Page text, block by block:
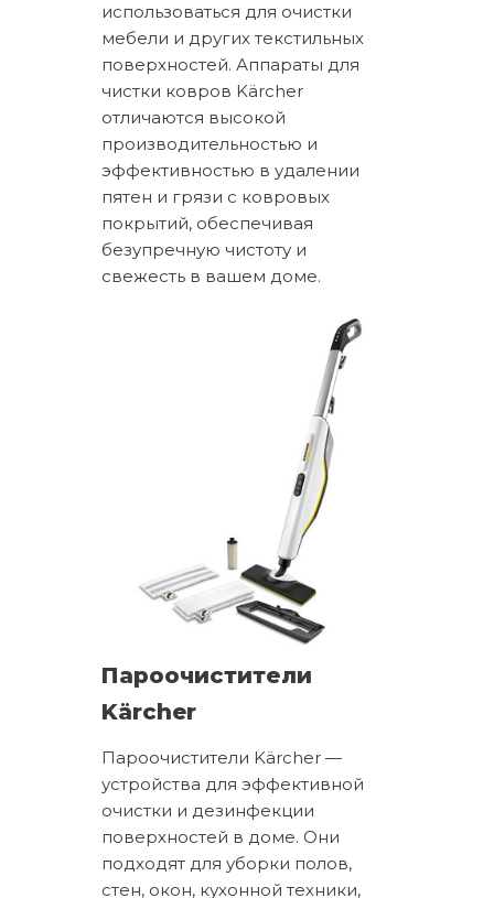
использоваться для очистки
мебели и других текстильных
поверхностей. Аппараты для
чистки ковров Kärcher
отличаются высокой
производительностью и
эффективностью в удалении
пятен и грязи с ковровых
покрытий, обеспечивая
безупречную чистоту и
свежесть в вашем доме.
Пароочистители
Kärcher
Пароочистители Kärcher —
устройства для эффективной
очистки и дезинфекции
поверхностей в доме. Они
подходят для уборки полов,
стен, окон, кухонной техники,